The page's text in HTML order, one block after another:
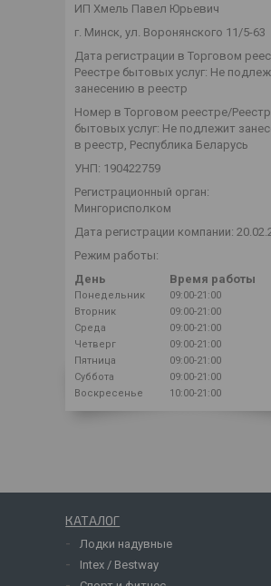
ИП Хмель Павел Юрьевич
г. Минск, ул. Воронянского 11/5-63
Дата регистрации в Торговом
Реестре бытовых услуг: Не
занесению в реестр
Номер в Торговом реестре/
бытовых услуг: Не подлежит
в реестр, Республика Беларусь
УНП: 190422759
Регистрационный орган:
Мингорисполком
Дата регистрации компании:
Режим работы:
День
Время работы
Понедельник
09:00-21:00
Вторник
09:00-21:00
Среда
09:00-21:00
Четверг
09:00-21:00
Пятница
09:00-21:00
Суббота
09:00-21:00
Воскресенье
10:00-21:00
КАТАЛОГ
Лодки надувные
Intex / Bestway